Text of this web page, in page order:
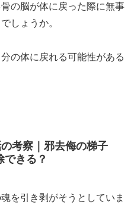
の脳が体に戻った際に無事
しょうか。
の体に戻れる可能性がある
考察｜邪去侮の梯子
できる？
を引き剥がそうとしていま